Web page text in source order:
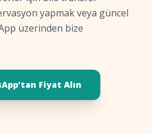
yapmak veya güncel
üzerinden bize
Fiyat Alın